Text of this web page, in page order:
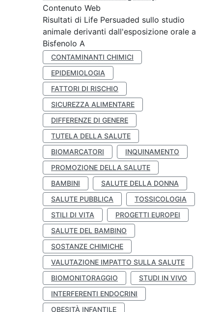
Contenuto Web
Risultati di Life Persuaded sullo studio
animale derivanti dall'esposizione orale a
Bisfenolo A
CONTAMINANTI CHIMICI
EPIDEMIOLOGIA
FATTORI DI RISCHIO
SICUREZZA ALIMENTARE
DIFFERENZE DI GENERE
TUTELA DELLA SALUTE
BIOMARCATORI
INQUINAMENTO
PROMOZIONE DELLA SALUTE
BAMBINI
SALUTE DELLA DONNA
SALUTE PUBBLICA
TOSSICOLOGIA
STILI DI VITA
PROGETTI EUROPEI
SALUTE DEL BAMBINO
SOSTANZE CHIMICHE
VALUTAZIONE IMPATTO SULLA SALUTE
BIOMONITORAGGIO
STUDI IN VIVO
INTERFERENTI ENDOCRINI
OBESITÀ INFANTILE